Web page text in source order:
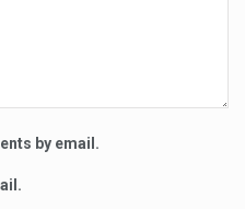
by email.